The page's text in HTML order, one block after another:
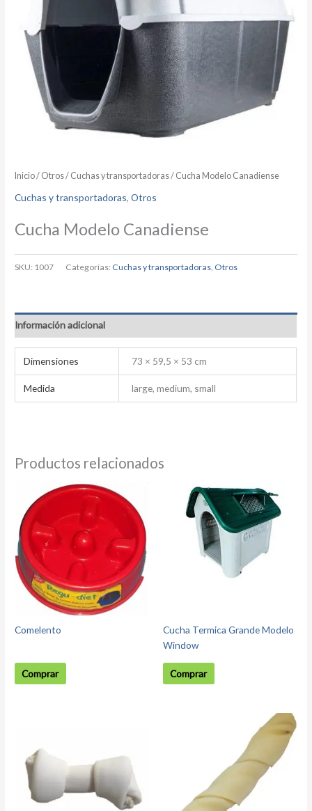
Inicio/ Otros/ Cuchas y transportadoras/ Cucha Modelo Canadiense
Cuchas y transportadoras,Otros
Cucha Modelo Canadiense
SKU: 1007 Categorías: Cuchas y transportadoras Otros
Información adicional
Dimensiones 73 × 59,5 × 53 cm
Medida large, medium, small
Productos relacionados
Comelento
Comprar
Cucha Termica Grande Modelo
Window
Comprar